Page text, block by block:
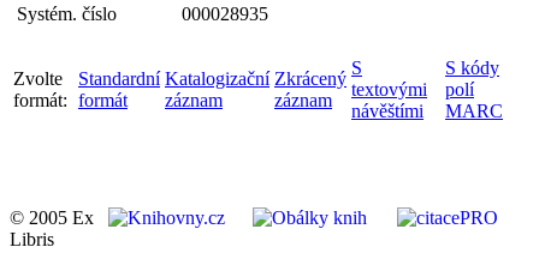
Systém. číslo
000028935
Zvolte
formát:
Standardní
formát
Katalogizační
záznam
Zkrácený
záznam
S
textovými
návěštími
S kódy
polí
MARC
© 2005 Ex
Libris